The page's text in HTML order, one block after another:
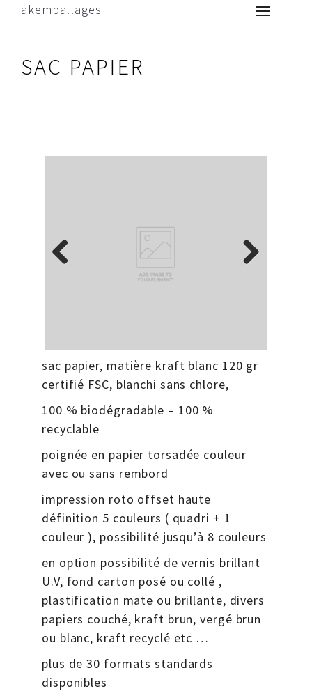
akemballages
SAC PAPIER
sac papier, matière kraft blanc 120 gr
certifié FSC, blanchi sans chlore,
100 % biodégradable – 100 %
recyclable
poignée en papier torsadée couleur
avec ou sans rembord
impression roto offset haute
définition 5 couleurs ( quadri + 1
couleur ), possibilité jusqu’à 8 couleurs
en option possibilité de vernis brillant
U.V, fond carton posé ou collé ,
plastification mate ou brillante, divers
papiers couché, kraft brun, vergé brun
ou blanc, kraft recyclé etc …
plus de 30 formats standards
disponibles